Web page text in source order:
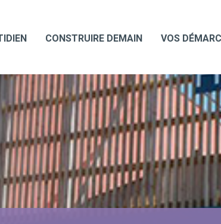
CONSTRUIRE DEMAIN VOS